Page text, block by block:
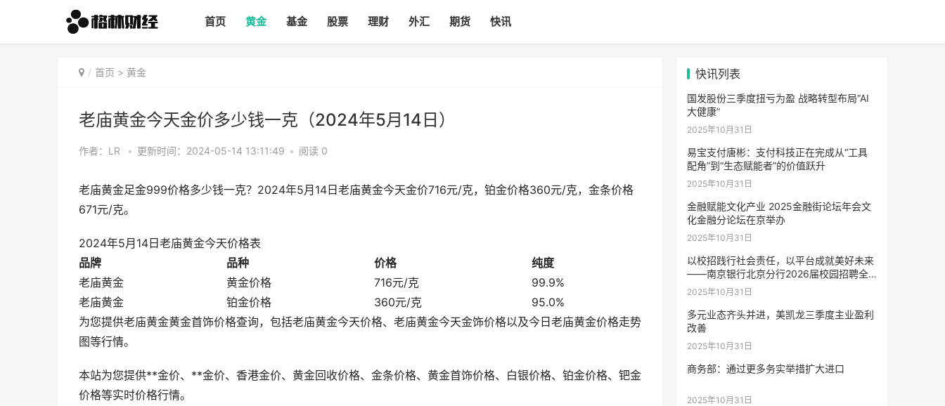
首页 黄金 基金 股票 理财 外汇 期货 快讯
首页 > 黄金
老庙黄金今天金价多少钱一克（2024年5月14日）
作者：LR • 更新时间：2024-05-14 13:11:49 • 阅读 0
老庙黄金足金999价格多少钱一克？2024年5月14日老庙黄金今天金价716元/克，铂金价格360元/克，金条价格
671元/克。
2024年5月14日老庙黄金今天价格表
品牌
品种 价格
纯度
老庙黄金
黄金价格 716元/克
99.9%
老庙黄金
铂金价格 360元/克
95.0%
为您提供老庙黄金黄金首饰价格查询，包括老庙黄金今天价格、老庙黄金今天金饰价格以及今日老庙黄金价格走势
图等行情。
本站为您提供**金价、**金价、香港金价、黄金回收价格、金条价格、黄金首饰价格、白银价格、铂金价格、钯金
价格等实时价格行情。
快讯列表
国发股份三季度扭亏为盈 战略转型布局“AI
大健康”
2025年10月31日
易宝支付唐彬：支付科技正在完成从“工具
配角”到“生态赋能者”的价值跃升
2025年10月31日
金融赋能文化产业 2025金融街论坛年会文
化金融分论坛在京举办
2025年10月31日
以校招践行社会责任，以平台成就美好未来
——南京银行北京分行2026届校园招聘全
面启动
2025年10月31日
多元业态齐头并进，美凯龙三季度主业盈利
改善
2025年10月31日
商务部：通过更多务实举措扩大进口
2025年10月31日